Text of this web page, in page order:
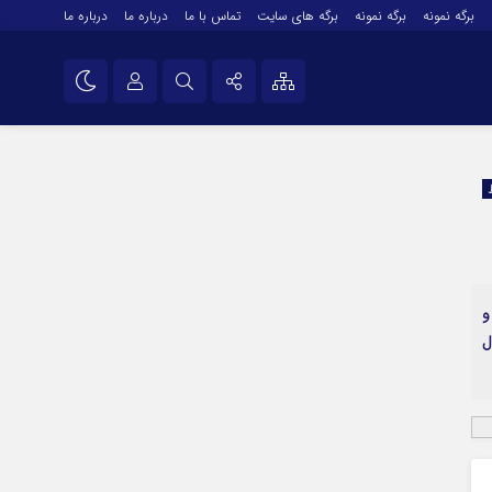
برگه نمونه برگه نمونه برگه های سایت تماس با ما درباره ما درباره ما